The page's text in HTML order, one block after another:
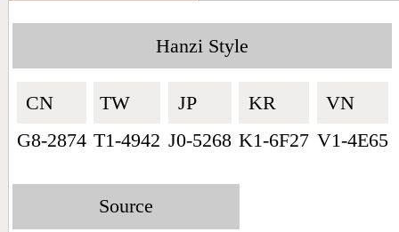
Hanzi Style
CN🇨🇳
G8-2874
TW🇹🇼
T1-4942
JP🇯🇵
J0-5268
KR🇰🇷
K1-6F27
VN🇻🇳
V1-4E65
Source